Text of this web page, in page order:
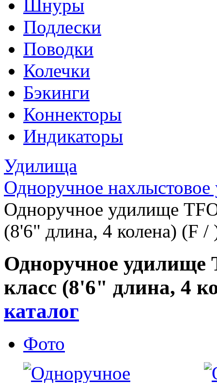
Шнуры
Подлески
Поводки
Колечки
Бэкинги
Коннекторы
Индикаторы
Удилища
Одноручное
Одноручное удилище
(8'6" длина, 4 колена) (F /
Одноручное удилище
класс (8'6" длина, 4
каталог
Фото